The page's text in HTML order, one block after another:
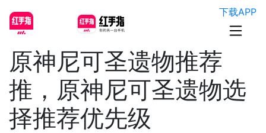
下载APP
原神尼可圣遗物推荐
推，原神尼可圣遗物选
择推荐优先级